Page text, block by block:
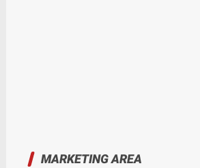
MARKETING AREA